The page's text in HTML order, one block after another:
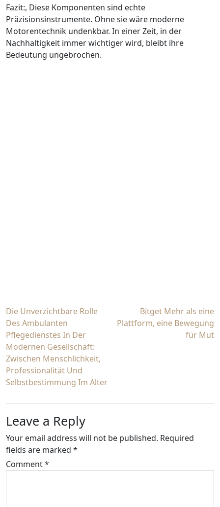
Fazit:, Diese Komponenten sind echte
Präzisionsinstrumente. Ohne sie wäre moderne
Motorentechnik undenkbar. In einer Zeit, in der
Nachhaltigkeit immer wichtiger wird, bleibt ihre
Bedeutung ungebrochen.
Post
navigation
Die Unverzichtbare Rolle
Des Ambulanten
Pflegedienstes In Der
Modernen Gesellschaft:
Zwischen Menschlichkeit,
Professionalität Und
Selbstbestimmung Im Alter
Bitget Mehr als eine
Plattform, eine Bewegung
für Mut
Leave a Reply
Your email address will not be published. Required
fields are marked *
Comment*